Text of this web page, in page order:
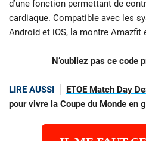
d’une fonction permettant de
cardiaque. Compatible avec les
Android et iOS, la montre Amazfit
N’oubliez pas ce code
LIRE AUSSI
ETOE Match Day
pour vivre la Coupe du Monde en